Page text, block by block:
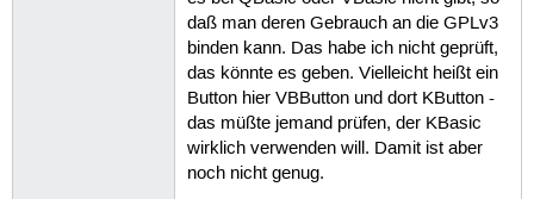
daß man deren Gebrauch an die GPLv3
binden kann. Das habe ich nicht geprüft,
das könnte es geben. Vielleicht heißt ein
Button hier VBButton und dort KButton -
das müßte jemand prüfen, der KBasic
wirklich verwenden will. Damit ist aber
noch nicht genug.